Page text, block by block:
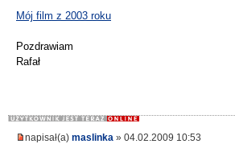
Mój film z 2003 roku
Pozdrawiam
Rafał
napisał(a) maslinka » 04.02.2009 10:53